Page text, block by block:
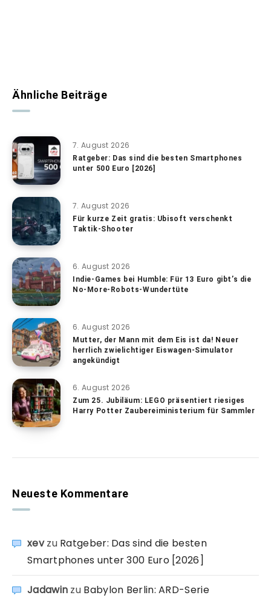
Ähnliche Beiträge
7. August 2026
Ratgeber: Das sind die besten Smartphones
unter 500 Euro [2026]
7. August 2026
Für kurze Zeit gratis: Ubisoft verschenkt
Taktik-Shooter
6. August 2026
Indie-Games bei Humble: Für 13 Euro gibt’s die
No-More-Robots-Wundertüte
6. August 2026
Mutter, der Mann mit dem Eis ist da! Neuer
herrlich zwielichtiger Eiswagen-Simulator
angekündigt
6. August 2026
Zum 25. Jubiläum: LEGO präsentiert riesiges
Harry Potter Zaubereiministerium für Sammler
Neueste Kommentare
xevzu Ratgeber: Das sind die besten
Smartphones unter 300 Euro [2026]
Jadawin zu Babylon Berlin: ARD-Serie